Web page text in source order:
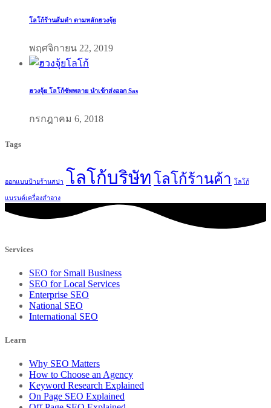
โลโก้ร้านส้มตำ ตามหลักฮวงจุ้ย
พฤศจิกายน 22, 2019
ฮวงจุ้ย โลโก้ซัพพลาย นำเข้าส่งออก Sas
กรกฎาคม 6, 2018
Tags
ออกแบบป้ายร้านสปา โลโก้บริษัทโลโก้ร้านค้า โลโก้
แบรนด์เครื่องสำอาง
Services
SEO for Small Business
SEO for Local Services
Enterprise SEO
National SEO
International SEO
Learn
Why SEO Matters
How to Choose an Agency
Keyword Research Explained
On Page SEO Explained